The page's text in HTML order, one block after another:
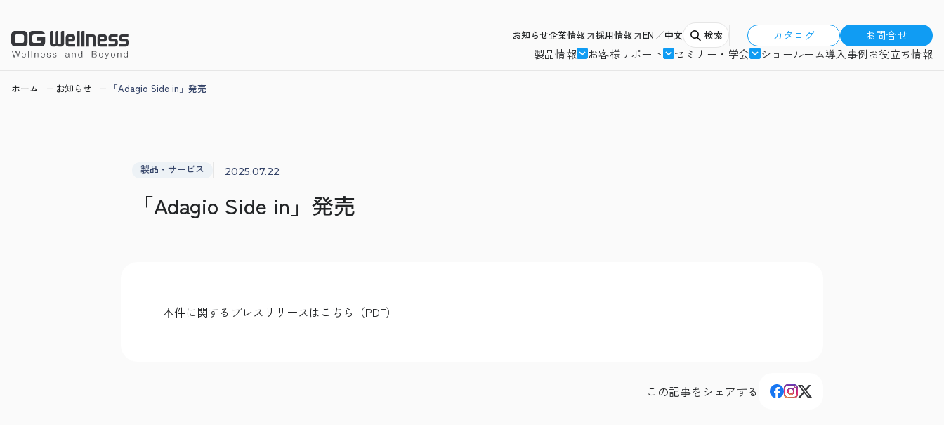
お知らせ企業情報 採用情報 EN 中文 検索 カタログ
お問合せ
製品情報
お客様サポート セミナー・学会 ショールーム導入事例お役立ち情報
ホーム お知らせ 「Adagio Side in」発売
製品・サービス 2025.07.22
「Adagio Side in」発売
本件に関するプレスリリースはこちら（PDF）
この記事をシェアする